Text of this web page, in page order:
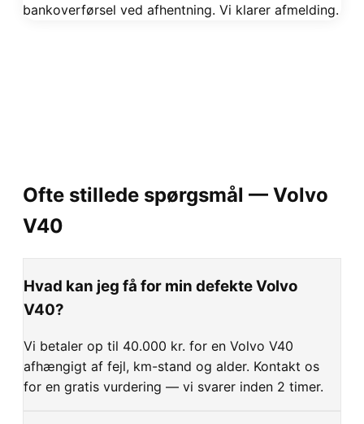
bankoverførsel ved afhentning. Vi klarer afmelding.
Ofte stillede spørgsmål — Volvo
V40
Hvad kan jeg få for min defekte Volvo
V40?
Vi betaler op til 40.000 kr. for en Volvo V40
afhængigt af fejl, km-stand og alder. Kontakt os
for en gratis vurdering — vi svarer inden 2 timer.